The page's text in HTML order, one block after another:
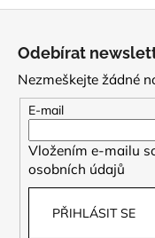
Odebírat
Nezmeškejte žádné
E-mail
Vložením e-mailu
osobních údajů
PŘIHLÁSIT SE